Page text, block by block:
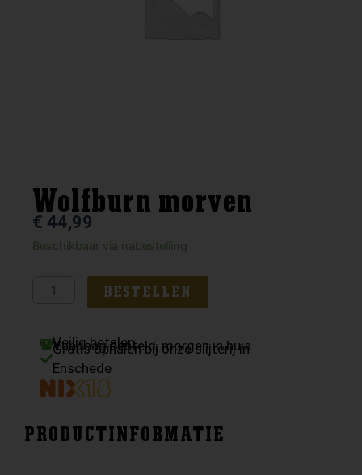
Wolfburn morven
€ 44,99
Beschikbaar via nabestelling
Wolfburn
aantal
BESTELLEN
Veilig betalen
Vandaag besteld, morgen in huis
Gratis ophalen bij onze slijterij in
Enschede
PRODUCTINFORMATIE